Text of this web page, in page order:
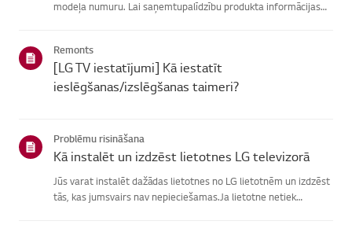
modeļa numuru. Lai saņemtupalīdzību produkta informācijas
Remonts
[LG TV iestatījumi] Kā iestatīt
ieslēgšanas/izslēgšanas taimeri?
Problēmu risināšana
Kā instalēt un izdzēst lietotnes LG televizorā
Jūs varat instalēt dažādas lietotnes no LG lietotnēm un izdzēst
tās, kas jumsvairs nav nepieciešamas.Ja lietotne netiek